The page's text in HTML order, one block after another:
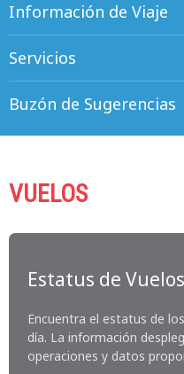
Información de Viaje
Servicios
Buzón de Sugerencias
VUELOS
Estatus de Vuelos
Encuentra el estatus de
día. La información
operaciones y datos